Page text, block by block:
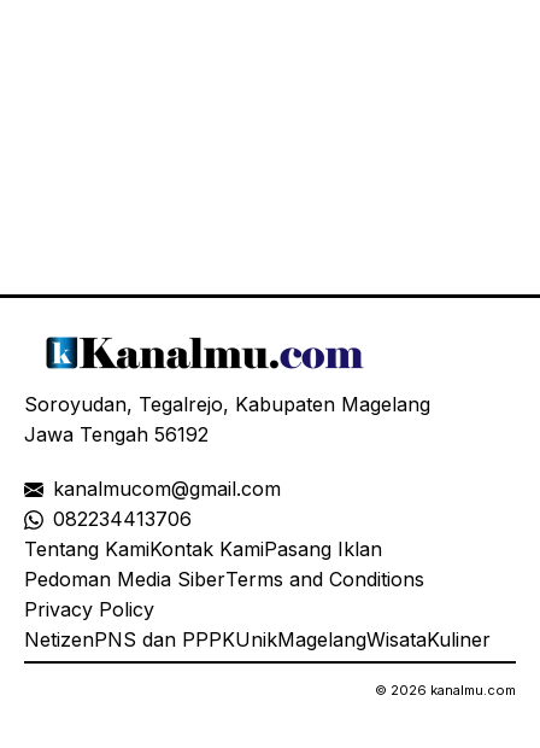
Soroyudan, Tegalrejo, Kabupaten Magelang
Jawa Tengah 56192
kanalmucom@gmail.com
082234413706
Tentang KamiKontak KamiPasang Iklan
Pedoman Media SiberTerms and Conditions
Privacy Policy
NetizenPNS dan PPPKUnikMagelangWisataKuliner
© 2026 kanalmu.com